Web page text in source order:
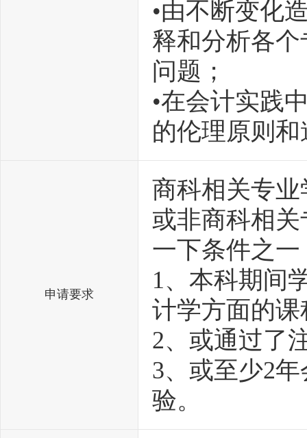
•由不断变化
释和分析各
问题；
•在会计实践
的伦理原则
申请要求
商科相关专
或非商科相
一下条件之一
1、本科期间
计学方面的
2、或通过了
3、或至少2
验。